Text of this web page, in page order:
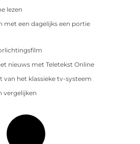
lezen
met een dagelijks een portie
nieuws met Teletekst Online
van het klassieke tv-systeem
vergelijken